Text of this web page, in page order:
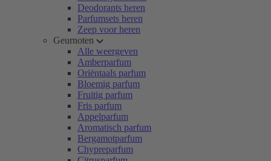
Deodorants heren
Parfumsets heren
Zeep voor heren
Geurnoten
Alle weergeven
Amberparfum
Oriëntaals parfum
Bloemig parfum
Fruitig parfum
Fris parfum
Appelparfum
Aromatisch parfum
Bergamotparfum
Chypreparfum